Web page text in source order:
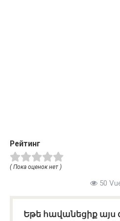
Рейтинг
( Пока оценок нет )
50
Եթե հավանեցիք այս